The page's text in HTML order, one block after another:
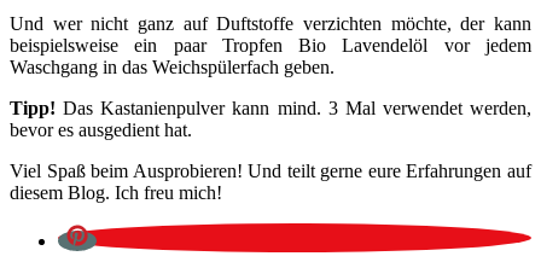
Und wer nicht ganz auf Duftstoffe verzichten möchte, der kann
beispielsweise ein paar Tropfen Bio Lavendelöl vor jedem
Waschgang in das Weichspülerfach geben.
Tipp! Das Kastanienpulver kann mind. 3 Mal verwendet werden,
bevor es ausgedient hat.
Viel Spaß beim Ausprobieren! Und teilt gerne eure Erfahrungen auf
diesem Blog. Ich freu mich!